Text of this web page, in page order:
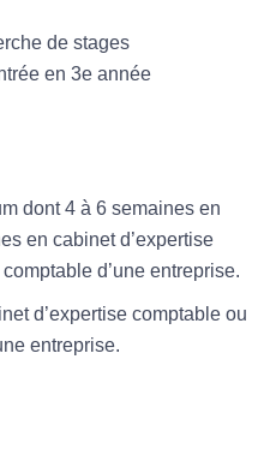
de stages
en 3e année
dont 4 à 6 semaines en
en cabinet d’expertise
d’une entreprise.
d’expertise comptable ou
entreprise.